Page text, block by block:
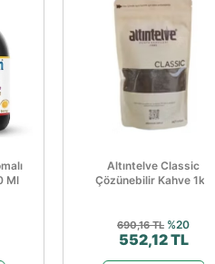
Ml
Altıntelve Classic
Çözünebilir Kahve 1kg
690,16 TL %20
552,12 TL